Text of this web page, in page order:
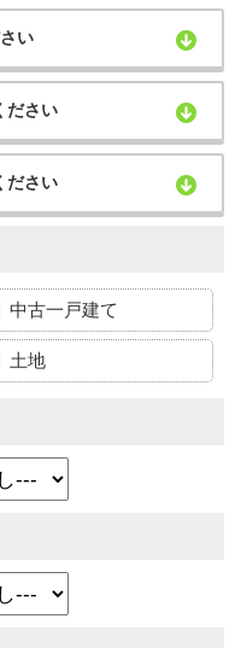
い
ださい
ださい
中古一戸建て
土地